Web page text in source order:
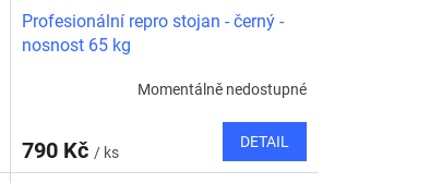
Profesionální repro stojan - černý -
nosnost 65 kg
Momentálně nedostupné
790 Kč / ks
DETAIL